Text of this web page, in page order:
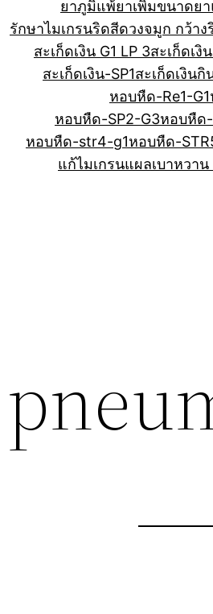
ยาภูมิแพ้ยาเพิ่มขนาดย
รักษาไมเกรนริดสีดวงจมูก กว้าง
สะเก็ดเงิน G1 LP 3สะเก็ดเงิ
สะเก็ดเงิน-SP1สะเก็ดเงิน
หอบหืด-Re1-G1
หอบหืด-SP2-G3หอบหืด-
หอบหืด-str4-g1หอบหืด-
แก้ไมเกรนแผลเบาหวาน